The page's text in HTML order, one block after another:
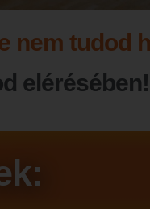
nem tudod
elérésében!